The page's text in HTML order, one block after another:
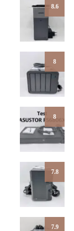
8.6
8
8
7.8
7.9